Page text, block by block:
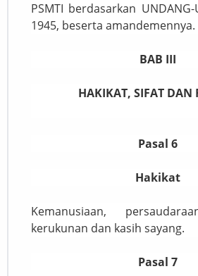
PSMTI berdasarkan UNDANG-
1945, beserta amandemennya.
BAB III
HAKIKAT, SIFAT DAN
Pasal 6
Hakikat
Kemanusiaan,
kerukunan dan kasih sayang.
Pasal 7